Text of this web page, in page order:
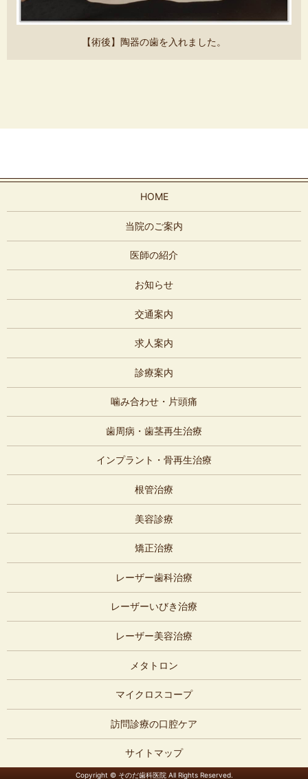
【術後】陶器の歯を入れました。
HOME
当院のご案内
医師の紹介
お知らせ
交通案内
求人案内
診療案内
噛み合わせ・片頭痛
歯周病・歯茎再生治療
インプラント・骨再生治療
根管治療
美容診療
矯正治療
レーザー歯科治療
レーザーいびき治療
レーザー美容治療
メタトロン
マイクロスコープ
訪問診療の口腔ケア
サイトマップ
Copyright © そのだ歯科医院 All Rights Reserved.